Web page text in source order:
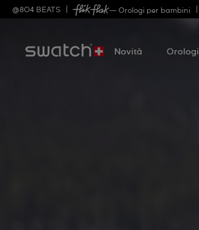
@804 BEATS — Orologi per bambini
Novità Orologi